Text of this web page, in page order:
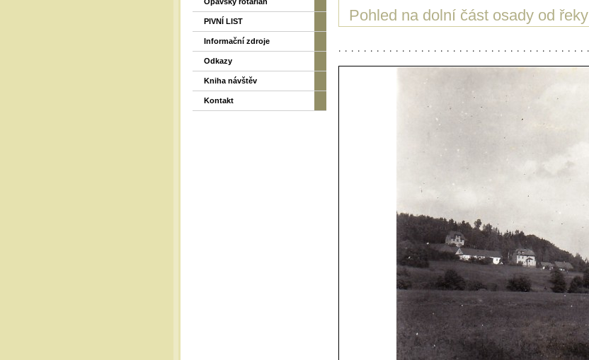
Pohled na dolní část osady od řeky
PIVNÍ LIST
Informační zdroje
Odkazy
Kniha návštěv
Kontakt